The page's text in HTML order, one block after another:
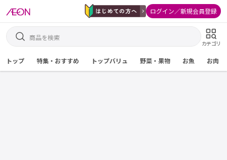
ログイン／新規会員登録
カテゴリ
トップ 特集・おすすめ トップバリュ 野菜・果物 お魚 お肉